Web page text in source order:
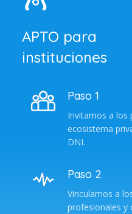
APTO para
instituciones
Paso 1
Invitamos a los
ecosistema
DNI.
Paso 2
Vinculamos a
profesionales y